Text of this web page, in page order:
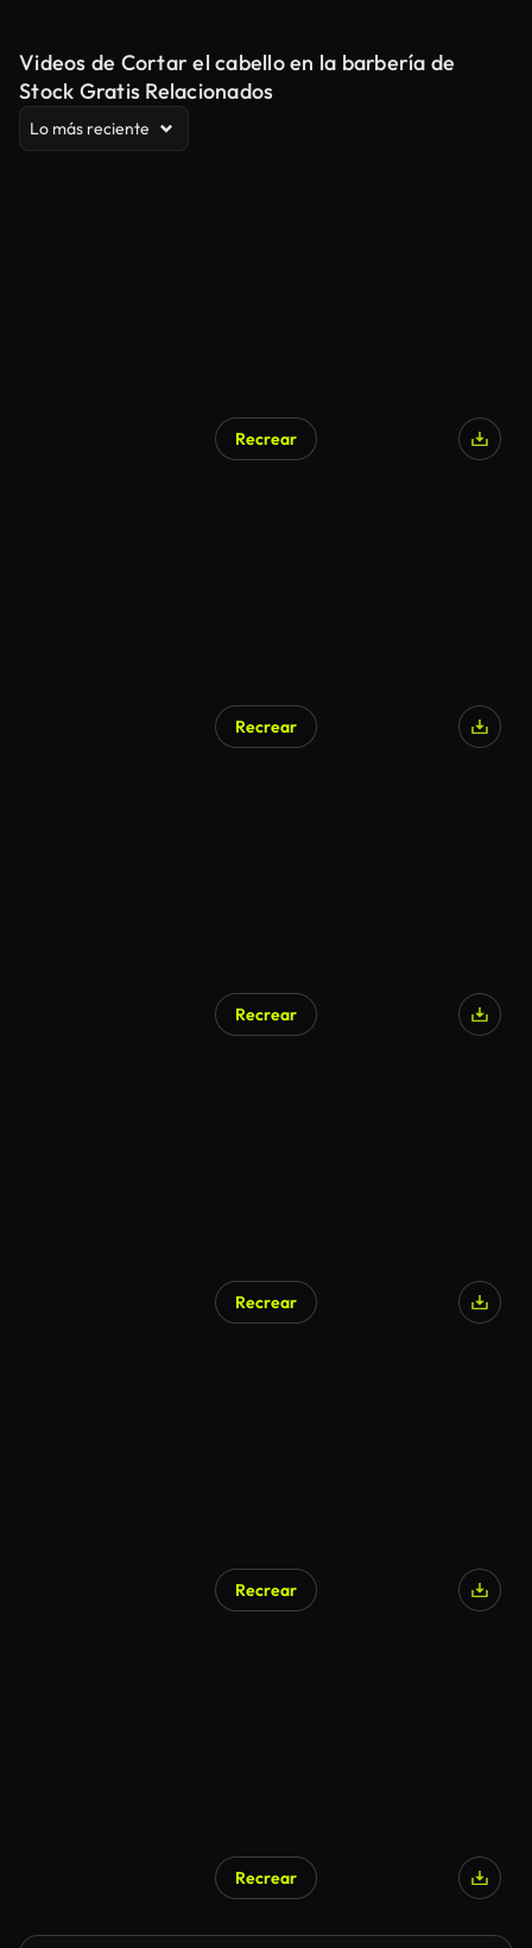
Videos de Cortar el cabello en la barbería de
Stock Gratis Relacionados
Lo más reciente
Recrear
Recrear
Recrear
Recrear
Recrear
Recrear